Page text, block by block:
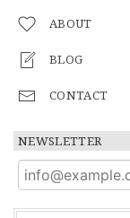
ABOUT
BLOG
CONTACT
NEWSLETTER